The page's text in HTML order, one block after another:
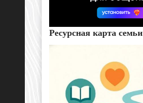
Ресурсная карта семьи